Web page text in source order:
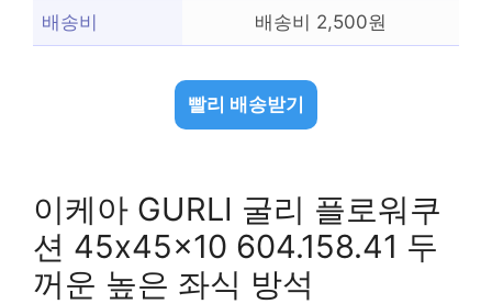
배송비 배송비 2,500원
빨리 배송받기
이케아 GURLI 굴리 플로워쿠
션 45x45x10 604.158.41 두
꺼운 높은 좌식 방석